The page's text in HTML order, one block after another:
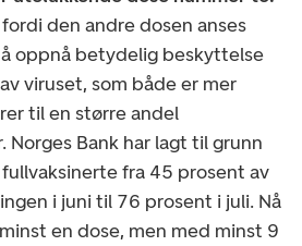
den andre dosen anses
oppnå betydelig beskyttelse
viruset, som både er mer
til en større andel
Norges Bank har lagt til grunn
fra 45 prosent av
i juni til 76 prosent i juli. Nå
en dose, men med minst 9